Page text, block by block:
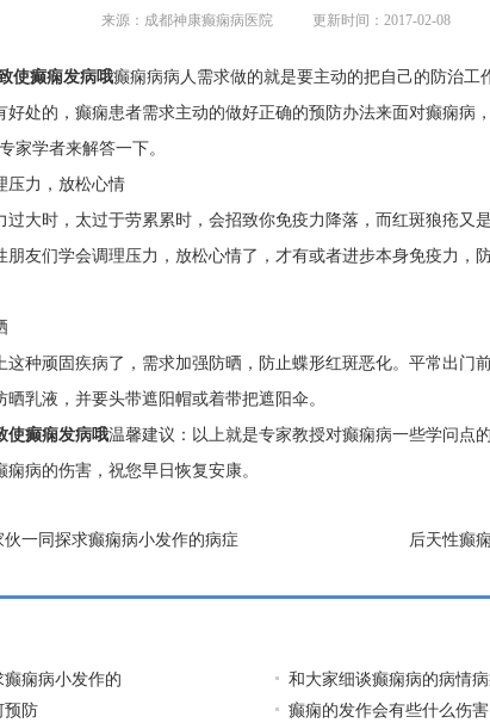
来源：成都神康癫痫病医院 更新时间：2017-02-08
使癫痫发病哦癫痫病病人需求做的就是要主动的把自己的防治工
好处的，癫痫患者需求主动的做好正确的预防办法来面对癫痫病
家学者来解答一下。
压力，放松心情
过大时，太过于劳累累时，会招致你免疫力降落，而红斑狼疮又
朋友们学会调理压力，放松心情了，才有或者进步本身免疫力，
这种顽固疾病了，需求加强防晒，防止蝶形红斑恶化。平常出门
乳液，并要头带遮阳帽或着带把遮阳伞。
使癫痫发病哦温馨建议：以上就是专家教授对癫痫病一些学问点
病的伤害，祝您早日恢复安康。
伙一同探求癫痫病小发作的病症 后天性癫
痫病小发作的
和大家细谈癫痫病的病情
预防
癫痫的发作会有些什么伤害